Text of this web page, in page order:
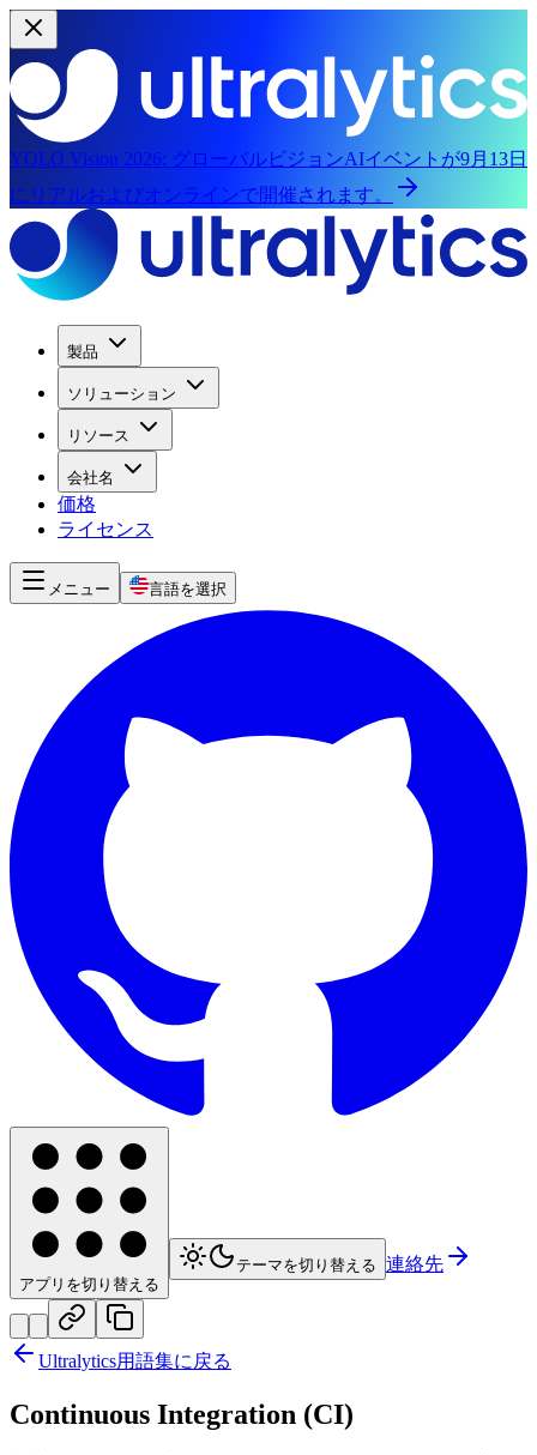
YOLO Vision 2026: グローバルビジョンAIイベントが9月13日
にリアルおよびオンラインで開催されます。
製品
ソリューション
リソース
会社名
価格
ライセンス
メニュー 言語を選択
アプリを切り替える
テーマを切り替える 連絡先
Ultralytics用語集に戻る
Continuous Integration (CI)